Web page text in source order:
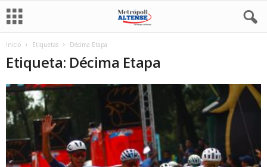
Inicio Etiquetas Décima Etapa
Etiqueta: Décima Etapa